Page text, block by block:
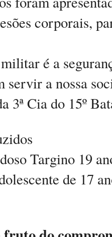
corporais,
é a
servir a nossa
3ª Cia do 15º
Targino 19
de 17